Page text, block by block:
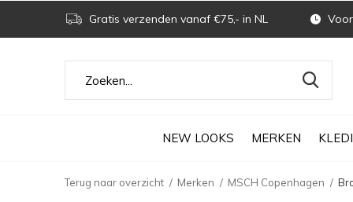
NEW LOOKS MERKEN
Gratis verzenden vanaf €75,- in NL
Terug naar overzicht Merken MSCH Copenhagen